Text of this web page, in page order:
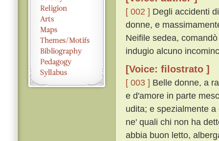
[ 002 ] Degli accidenti
donne, e
Neifile sedea,
indugio alcuno
[Voice: filostrato ]
[ 003 ] Belle donne, a
e d'amore in parte
udita; e spezialmente
ne' quali chi non ha
abbia buon letto,